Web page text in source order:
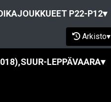
P22-P12▾
Arkisto▾
LEPPÄVAARA▾